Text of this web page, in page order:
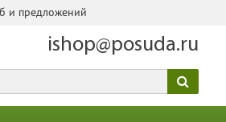
и предложений
ishop@posuda.ru